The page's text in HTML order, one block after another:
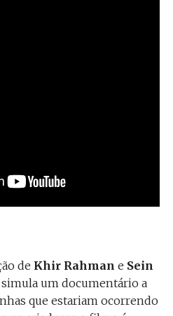
de Khir Rahman e Sein
um documentário a
que estariam ocorrendo